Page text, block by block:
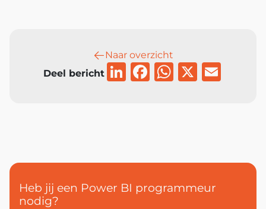
Naar overzicht
Deel bericht
LinkedIn
Facebook
X
Heb jij een Power BI programmeur
nodig?